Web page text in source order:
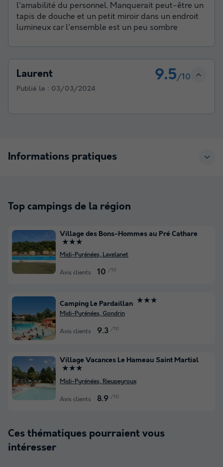
l'amabilité du personnel. Manquerait peut-être un
tapis de douche et un petit miroir dans un endroit
lumineux car l'ensemble est un peu sombre
Laurent 9.5/10
Publié le : 03/03/2024
Informations pratiques
Top campings de la région
Village des Bons-Hommes au Pré Cathare
★★★
Midi-Pyrénées, Lavelanet
Avis clients 10 /10
Camping Le Pardaillan ★★★
Midi-Pyrénées, Gondrin
Avis clients 9.3 /10
Village Vacances Le Hameau Saint Martial
★★★
Midi-Pyrénées, Rieupeyroux
Avis clients 8.9 /10
Ces thématiques pourraient vous
intéresser